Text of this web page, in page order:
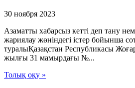
30 ноября 2023
Азаматты хабарсыз кетті деп тану
жариялау жөніндегі істер бойынша
туралыҚазақстан Республикасы
жылғы 31 мамырдағы №...
Толық оқу »